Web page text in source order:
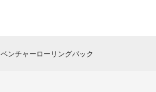
ンチャーローリングパック